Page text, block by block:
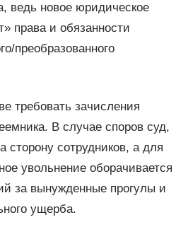
ведь новое юридическое
права и обязанности
преобразованного
требовать зачисления
В случае споров суд,
сторону сотрудников, а для
увольнение оборачивается
за вынужденные прогулы и
ущерба.